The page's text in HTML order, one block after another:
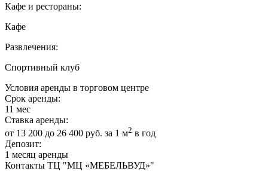
Кафе и рестораны:
Кафе
Развлечения:
Спортивный клуб
Условия аренды в торговом центре
Срок аренды:
11 мес
Ставка аренды:
от 13 200 до 26 400 руб. за 1 м2 в год
Депозит:
1 месяц аренды
Контакты ТЦ "МЦ «МЕБЕЛЬВУД»"